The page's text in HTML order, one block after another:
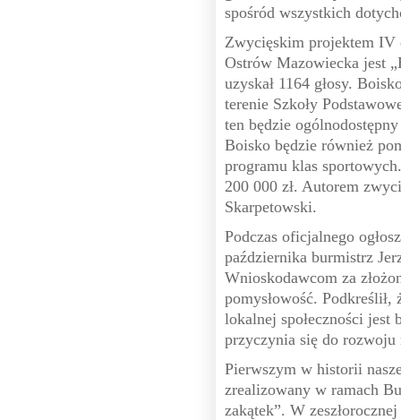
spośród wszystkich
Zwycięskim projektem IV
Ostrów Mazowiecka jest
uzyskał 1164 głosy.
terenie Szkoły
ten będzie
Boisko będzie również
programu klas
200 000 zł. Autorem
Skarpetowski.
Podczas oficjalnego
października burmistrz
Wnioskodawcom za
pomysłowość.
lokalnej społeczności
przyczynia się do rozwoju
Pierwszym w historii
zrealizowany w ramach
zakątek”. W